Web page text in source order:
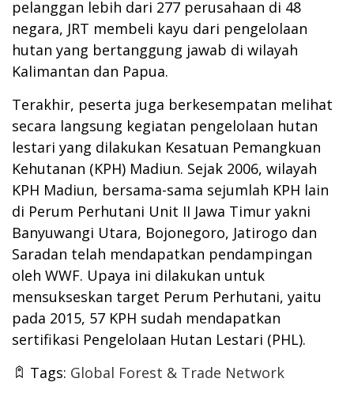
pelanggan lebih dari 277 perusahaan di 48
negara, JRT membeli kayu dari pengelolaan
hutan yang bertanggung jawab di wilayah
Kalimantan dan Papua.
Terakhir, peserta juga berkesempatan melihat
secara langsung kegiatan pengelolaan hutan
lestari yang dilakukan Kesatuan Pemangkuan
Kehutanan (KPH) Madiun. Sejak 2006, wilayah
KPH Madiun, bersama-sama sejumlah KPH lain
di Perum Perhutani Unit II Jawa Timur yakni
Banyuwangi Utara, Bojonegoro, Jatirogo dan
Saradan telah mendapatkan pendampingan
oleh WWF. Upaya ini dilakukan untuk
mensukseskan target Perum Perhutani, yaitu
pada 2015, 57 KPH sudah mendapatkan
sertifikasi Pengelolaan Hutan Lestari (PHL).
Tags: Global Forest & Trade Network